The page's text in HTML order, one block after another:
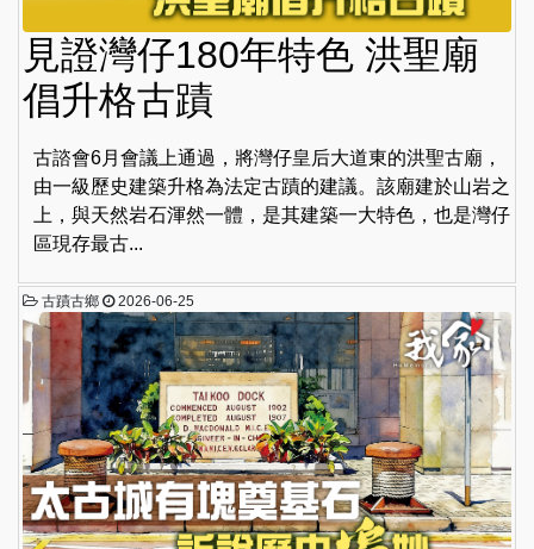
見證灣仔180年特色 洪聖廟
倡升格古蹟
古諮會6月會議上通過，將灣仔皇后大道東的洪聖古廟，
由一級歷史建築升格為法定古蹟的建議。該廟建於山岩之
上，與天然岩石渾然一體，是其建築一大特色，也是灣仔
區現存最古...
古蹟古鄉 2026-06-25